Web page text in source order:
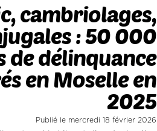
cambriolages,
: 50 000
de délinquance
en Moselle en
2025
Publié le mercredi 18 février 2026